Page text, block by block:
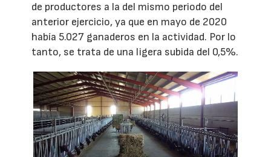
de productores a la del mismo periodo del
anterior ejercicio, ya que en mayo de 2020
había 5.027 ganaderos en la actividad. Por lo
tanto, se trata de una ligera subida del 0,5%.